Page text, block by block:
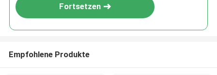
Fortsetzen
Empfohlene Produkte